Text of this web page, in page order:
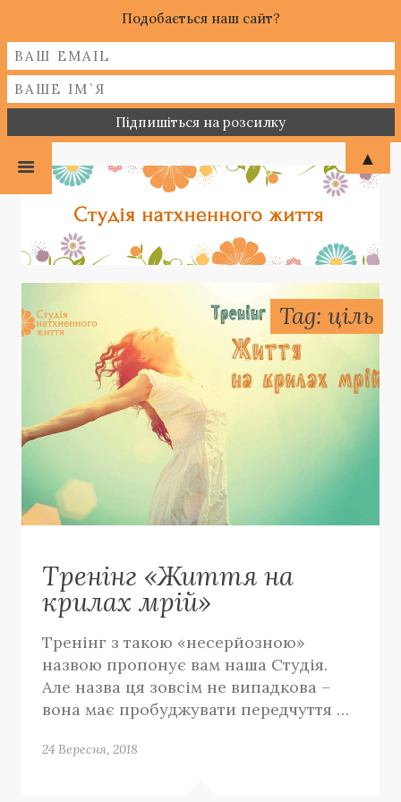
Tag: ціль
Тренінг «Життя на
крилах мрій»
Тренінг з такою «несерйозною»
назвою пропонує вам наша Студія.
Але назва ця зовсім не випадкова –
вона має пробуджувати передчуття …
24 Вересня, 2018
Подобається наш сайт?
▲